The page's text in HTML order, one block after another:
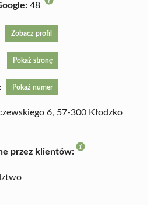
48
Zobacz profil
Pokaż stronę
Pokaż numer
6, 57-300 Kłodzko
przez klientów: